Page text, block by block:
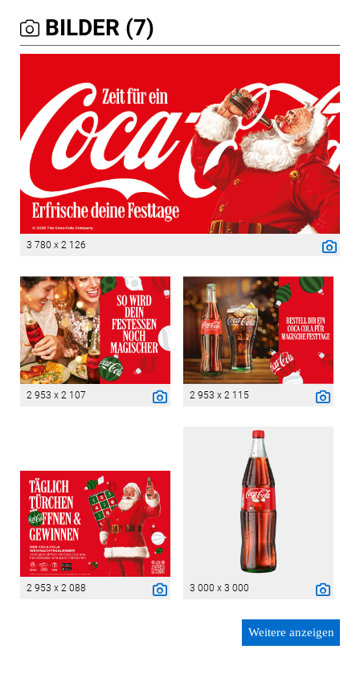
BILDER (7)
3 780 x 2 126
2 953 x 2 107 2 953 x 2 115
2 953 x 2 088 3 000 x 3 000
Weitere anzeigen